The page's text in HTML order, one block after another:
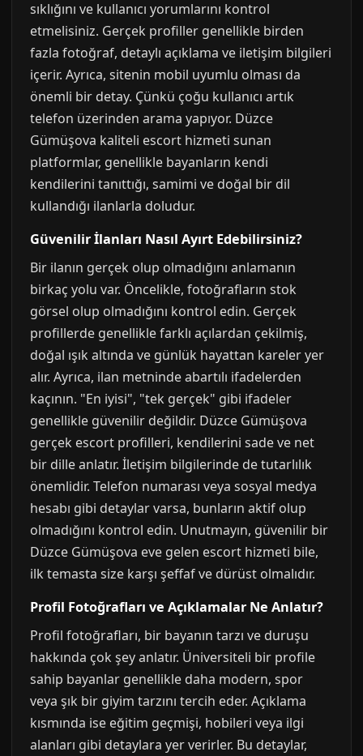
sıklığını ve kullanıcı yorumlarını kontrol
etmelisiniz. Gerçek profiller genellikle birden
fazla fotoğraf, detaylı açıklama ve iletişim bilgileri
içerir. Ayrıca, sitenin mobil uyumlu olması da
önemli bir detay. Çünkü çoğu kullanıcı artık
telefon üzerinden arama yapıyor. Düzce
Gümüşova kaliteli escort hizmeti sunan
platformlar, genellikle bayanların kendi
kendilerini tanıttığı, samimi ve doğal bir dil
kullandığı ilanlarla doludur.
Güvenilir İlanları Nasıl Ayırt Edebilirsiniz?
Bir ilanın gerçek olup olmadığını anlamanın
birkaç yolu var. Öncelikle, fotoğrafların stok
görsel olup olmadığını kontrol edin. Gerçek
profillerde genellikle farklı açılardan çekilmiş,
doğal ışık altında ve günlük hayattan kareler yer
alır. Ayrıca, ilan metninde abartılı ifadelerden
kaçının. "En iyisi", "tek gerçek" gibi ifadeler
genellikle güvenilir değildir. Düzce Gümüşova
gerçek escort profilleri, kendilerini sade ve net
bir dille anlatır. İletişim bilgilerinde de tutarlılık
önemlidir. Telefon numarası veya sosyal medya
hesabı gibi detaylar varsa, bunların aktif olup
olmadığını kontrol edin. Unutmayın, güvenilir bir
Düzce Gümüşova eve gelen escort hizmeti bile,
ilk temasta size karşı şeffaf ve dürüst olmalıdır.
Profil Fotoğrafları ve Açıklamalar Ne Anlatır?
Profil fotoğrafları, bir bayanın tarzı ve duruşu
hakkında çok şey anlatır. Üniversiteli bir profile
sahip bayanlar genellikle daha modern, spor
veya şık bir giyim tarzını tercih eder. Açıklama
kısmında ise eğitim geçmişi, hobileri veya ilgi
alanları gibi detaylara yer verirler. Bu detaylar,